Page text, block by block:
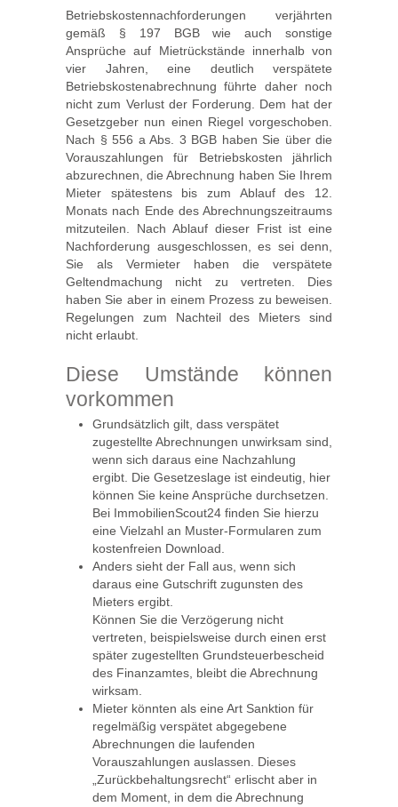
Betriebskostennachforderungen verjährten
gemäß § 197 BGB wie auch sonstige
Ansprüche auf Mietrückstände innerhalb von
vier Jahren, eine deutlich verspätete
Betriebskostenabrechnung führte daher noch
nicht zum Verlust der Forderung. Dem hat der
Gesetzgeber nun einen Riegel vorgeschoben.
Nach § 556 a Abs. 3 BGB haben Sie über die
Vorauszahlungen für Betriebskosten jährlich
abzurechnen, die Abrechnung haben Sie Ihrem
Mieter spätestens bis zum Ablauf des 12.
Monats nach Ende des Abrechnungszeitraums
mitzuteilen. Nach Ablauf dieser Frist ist eine
Nachforderung ausgeschlossen, es sei denn,
Sie als Vermieter haben die verspätete
Geltendmachung nicht zu vertreten. Dies
haben Sie aber in einem Prozess zu beweisen.
Regelungen zum Nachteil des Mieters sind
nicht erlaubt.
Diese Umstände können
vorkommen
Grundsätzlich gilt, dass verspätet
zugestellte Abrechnungen unwirksam sind,
wenn sich daraus eine Nachzahlung
ergibt. Die Gesetzeslage ist eindeutig, hier
können Sie keine Ansprüche durchsetzen.
Bei ImmobilienScout24 finden Sie hierzu
eine Vielzahl an Muster-Formularen zum
kostenfreien Download.
Anders sieht der Fall aus, wenn sich
daraus eine Gutschrift zugunsten des
Mieters ergibt.
Können Sie die Verzögerung nicht
vertreten, beispielsweise durch einen erst
später zugestellten Grundsteuerbescheid
des Finanzamtes, bleibt die Abrechnung
wirksam.
Mieter könnten als eine Art Sanktion für
regelmäßig verspätet abgegebene
Abrechnungen die laufenden
Vorauszahlungen auslassen. Dieses
„Zurückbehaltungsrecht“ erlischt aber in
dem Moment, in dem die Abrechnung